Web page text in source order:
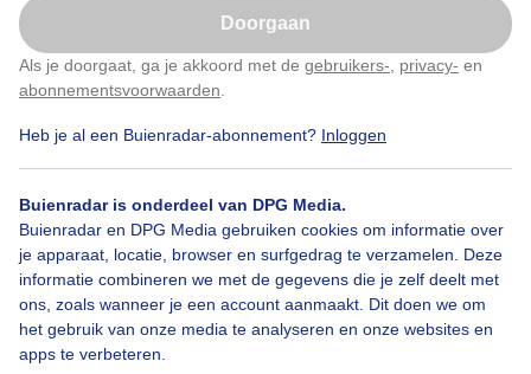
Doorgaan
Als je doorgaat, ga je akkoord met de gebruikers- privacy- en
abonnementsvoorwaarden
Heb je al een Buienradar-abonnement? Inloggen
Buienradar is onderdeel van DPG Media.
Buienradar en DPG Media gebruiken cookies om informatie over
je apparaat, locatie, browser en surfgedrag te verzamelen. Deze
informatie combineren we met de gegevens die je zelf deelt met
ons, zoals wanneer je een account aanmaakt. Dit doen we om
het gebruik van onze media te analyseren en onze websites en
apps te verbeteren.
Tussen de middag
Heiig Zwanen Zwanenmeer
Bekijk slideshow
Klik hierom dit aan te passen